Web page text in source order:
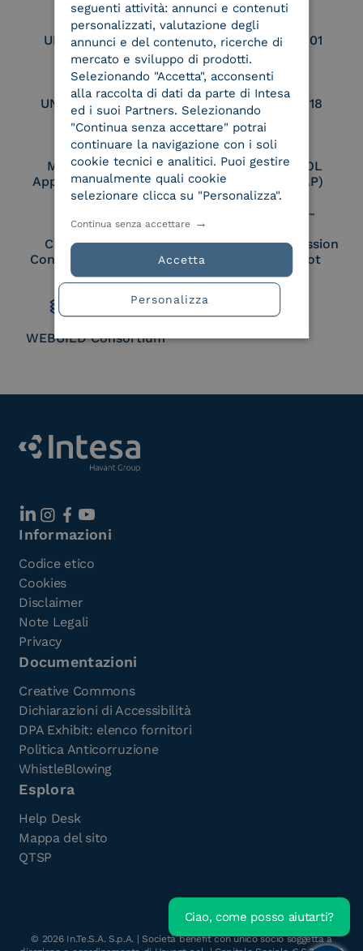
UNI EN ISO 9001 UNI EN ISO 27001
UNI EN ISO 27017 UNI EN ISO 27018
Membro Adobe
Approved Trust List
Certified PEPPOL
Access Point (AP)
Cloud Signature
Consortium Member
European Commission
Large Scale Pilot
Member
WEBUILD Consortium
Informazioni
Codice etico
Cookies
Disclaimer
Note Legali
Privacy
Documentazioni
Creative Commons
Dichiarazioni di Accessibilità
DPA Exhibit: elenco fornitori
Politica Anticorruzione
WhistleBlowing
Esplora
Help Desk
Mappa del sito
QTSP
© 2026In.Te.S.A. S.p.A. | Società benefit con unico socio soggetta a
seguenti attività: annunci e contenuti
personalizzati, valutazione degli
annunci e del contenuto, ricerche di
mercato e sviluppo di prodotti.
Selezionando "Accetta", acconsenti
alla raccolta di dati da parte di Intesa
ed i suoi Partners. Selezionando
"Continua senza accettare" potrai
continuare la navigazione con i soli
cookie tecnici e analitici. Puoi gestire
manualmente quali cookie
selezionare clicca su "Personalizza".
Accetta
Continua senza accettare
Personalizza
Ciao, come posso aiutarti?